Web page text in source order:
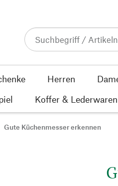
Herren
Koffer & Lederwaren
Gute Küchenmesser erkennen